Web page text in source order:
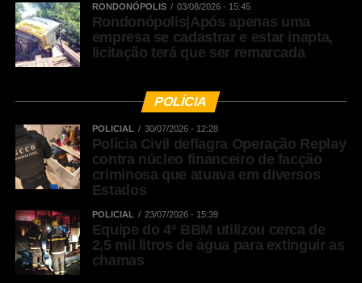
RONDONÓPOLIS 03/08/2026 - 15:45
Rondonópolis|Após apenas uma
empresa se cadastrar e estar inapta,
licitação terá que ser remarcada
POLÍCIA
POLICIAL 30/07/2026 - 12:28
Polícia Civil deflagra Operação Replay
contra núcleo financeiro de facção
criminosa que atuava em diversos
Estados
POLICIAL 23/07/2026 - 15:39
Equipe do 4º BBM utilizou cerca de
2,5 mil litros de água para extinguir as
chamas